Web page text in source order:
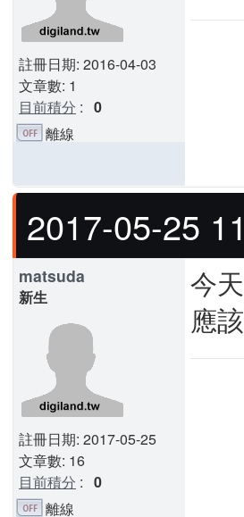
註冊日期: 2016-04-03
文章數: 1
目前積分 : 0
離線
2017-05-25
matsuda
新生
註冊日期: 2017-05-25
文章數: 16
目前積分 : 0
今
應
離線